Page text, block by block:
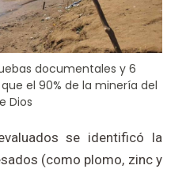
documentales y 6
el 90% de la minería del
Dios
se identificó la
(como plomo, zinc y